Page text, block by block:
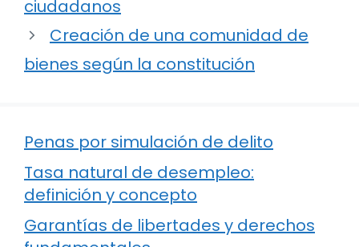
ciudadanos
Creación de una comunidad de
bienes según la constitución
Penas por simulación de delito
Tasa natural de desempleo:
definición y concepto
Garantías de libertades y derechos